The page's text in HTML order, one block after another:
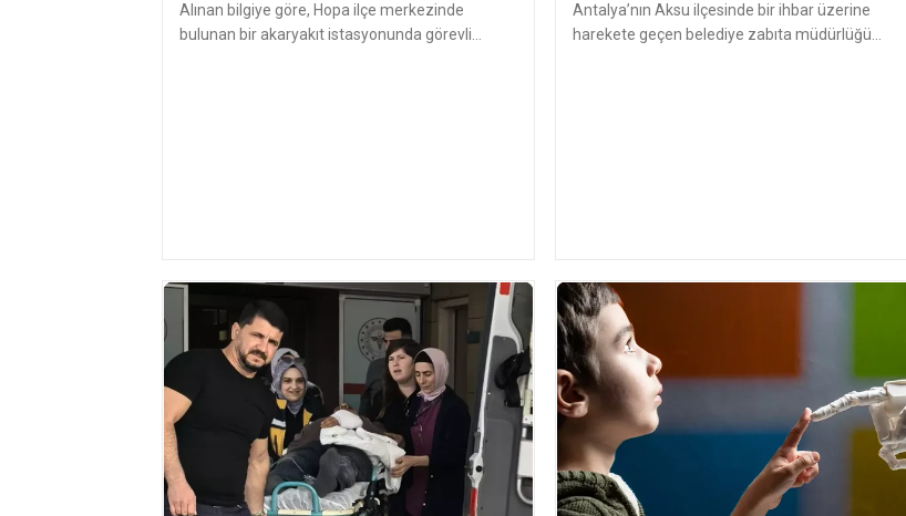
Alınan bilgiye göre, Hopa ilçe merkezinde
bulunan bir akaryakıt istasyonunda görevli
Antalya’nın Aksu ilçesinde bir ihbar üzerine
harekete geçen belediye zabıta müdürlüğü